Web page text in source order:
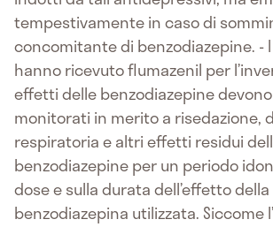
tempestivamente in caso di
concomitante di benzodiazepine. -
hanno ricevuto flumazenil per
effetti delle benzodiazepine
monitorati in merito a risedazione,
respiratoria e altri effetti residui
benzodiazepine per un periodo
dose e sulla durata dell’effetto della
benzodiazepina utilizzata. Siccome